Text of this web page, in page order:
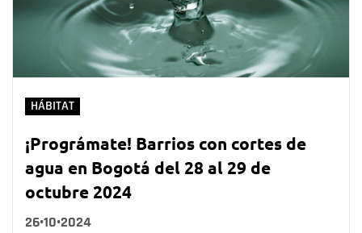
HÁBITAT
¡Prográmate! Barrios con cortes de
agua en Bogotá del 28 al 29 de
octubre 2024
26•10•2024